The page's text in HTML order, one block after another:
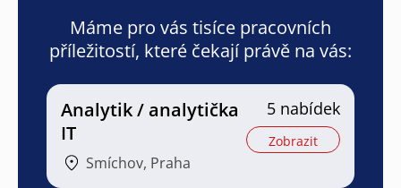
Máme pro vás tisíce pracovních
příležitostí, které čekají právě na vás:
Analytik / analytička
IT
Smíchov, Praha
5 nabídek
Zobrazit